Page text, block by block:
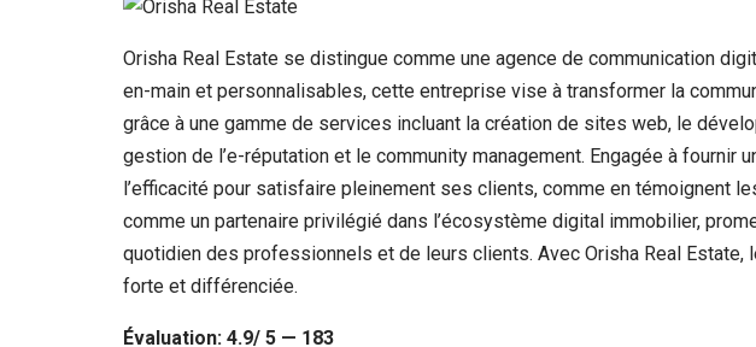
Orisha Real Estate se distingue comme une agence de communication
en-main et personnalisables, cette entreprise vise à transformer la
grâce à une gamme de services incluant la création de sites web, le
gestion de l’e-réputation et le community management. Engagée à fournir
l’efficacité pour satisfaire pleinement ses clients, comme en
comme un partenaire privilégié dans l’écosystème digital immobilier,
quotidien des professionnels et de leurs clients. Avec Orisha Real
forte et différenciée.
Évaluation: 4.9/ 5 — 183